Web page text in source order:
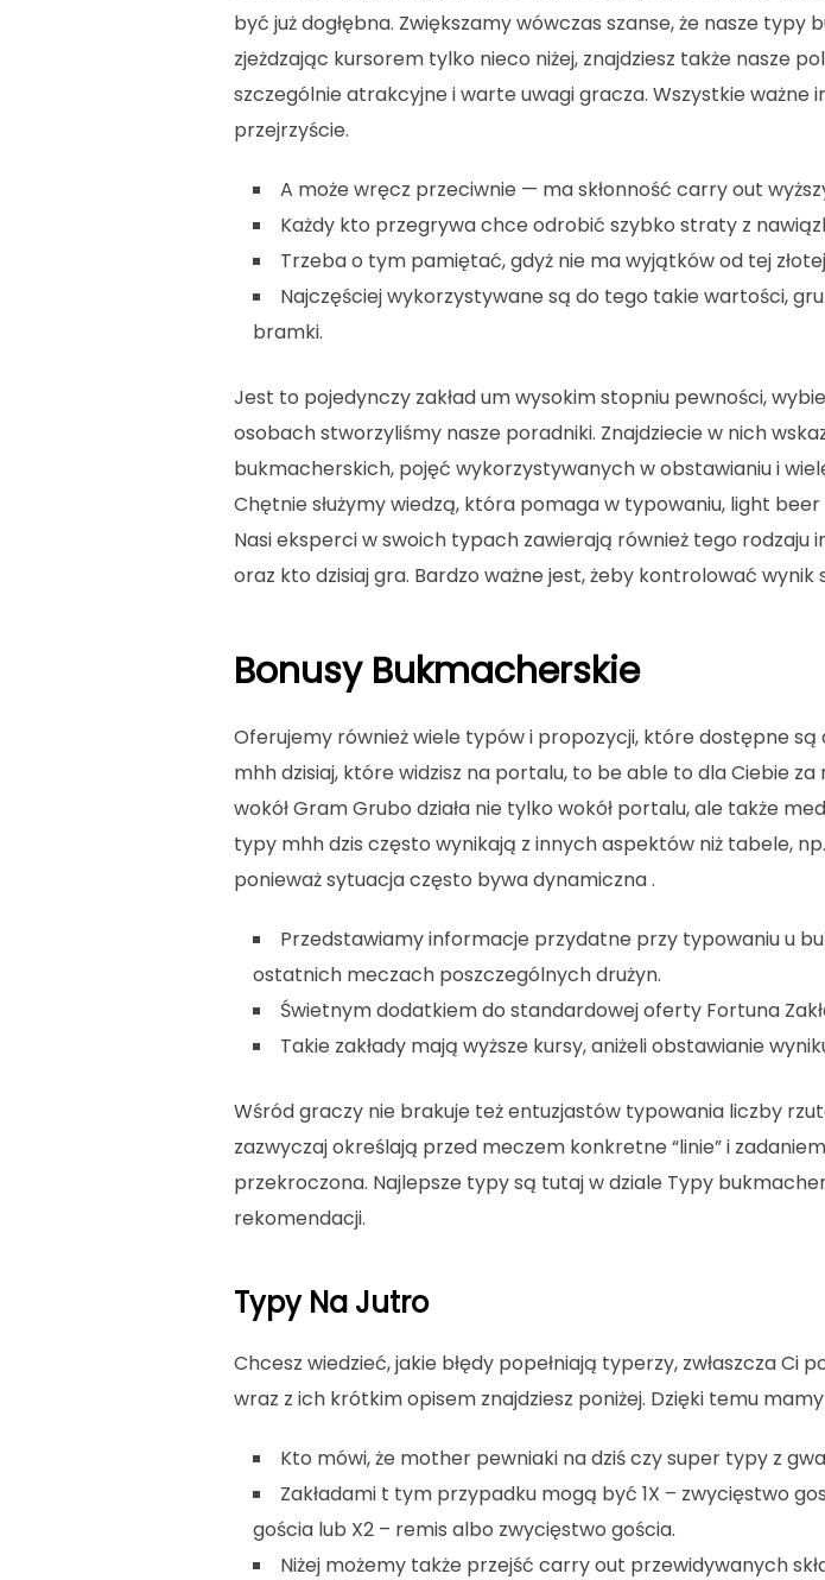
być już dogłębna. Zwiększamy wówczas szanse, że nasze
zjeżdzając kursorem tylko nieco niżej, znajdziesz także nasze
szczególnie atrakcyjne i warte uwagi gracza. Wszystkie
przejrzyście.
A może wręcz przeciwnie — ma skłonność carry out
Każdy kto przegrywa chce odrobić szybko straty z
Trzeba o tym pamiętać, gdyż nie ma wyjątków od tej złotej
Najczęściej wykorzystywane są do tego takie wartości,
bramki.
Jest to pojedynczy zakład um wysokim stopniu pewności,
osobach stworzyliśmy nasze poradniki. Znajdziecie w nich
bukmacherskich, pojęć wykorzystywanych w obstawianiu i
Chętnie służymy wiedzą, która pomaga w typowaniu, light
Nasi eksperci w swoich typach zawierają również tego rodzaju
oraz kto dzisiaj gra. Bardzo ważne jest, żeby kontrolować wynik
Bonusy Bukmacherskie
Oferujemy również wiele typów i propozycji, które dostępne
mhh dzisiaj, które widzisz na portalu, to be able to dla Ciebie
wokół Gram Grubo działa nie tylko wokół portalu, ale także
typy mhh dzis często wynikają z innych aspektów niż tabele,
ponieważ sytuacja często bywa dynamiczna .
Przedstawiamy informacje przydatne przy typowaniu u
ostatnich meczach poszczególnych drużyn.
Świetnym dodatkiem do standardowej oferty Fortuna
Takie zakłady mają wyższe kursy, aniżeli obstawianie
Wśród graczy nie brakuje też entuzjastów typowania liczby
zazwyczaj określają przed meczem konkretne “linie” i
przekroczona. Najlepsze typy są tutaj w dziale Typy
rekomendacji.
Typy Na Jutro
Chcesz wiedzieć, jakie błędy popełniają typerzy, zwłaszcza
wraz z ich krótkim opisem znajdziesz poniżej. Dzięki temu
Kto mówi, że mother pewniaki na dziś czy super typy z
Zakładami t tym przypadku mogą być 1X – zwycięstwo
gościa lub X2 – remis albo zwycięstwo gościa.
Niżej możemy także przejść carry out przewidywanych